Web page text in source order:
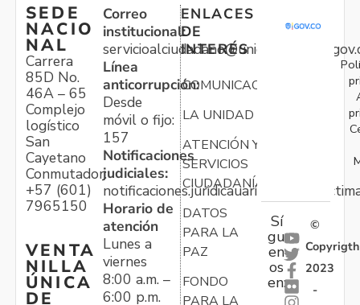
SEDE
NACIO
NAL
Carrera
85D No.
46A – 65
Complejo
logístico
San
Cayetano
Conmutador:
+57 (601)
7965150
VENTA
NILLA
ÚNICA
DE
Correo
institucional:
Línea
anticorrupción:
Desde
móvil o fijo:
157
Notificaciones
judiciales:
Horario de
atención
Lunes a
viernes
8:00 a.m. –
6:00 p.m.
ENLACES
DE
INTERÉS
COMUNICACIONES
LA UNIDAD
ATENCIÓN Y
SERVICIOS
CIUDADANÍA
DATOS
PARA LA
PAZ
FONDO
PARA LA
Sí
gu
en
os
en:
©
Copyrigth
2023
-